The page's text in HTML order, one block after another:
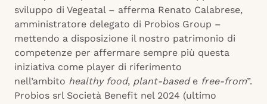
sviluppo di Vegeatal – afferma Renato Calabrese,
amministratore delegato di Probios Group –
mettendo a disposizione il nostro patrimonio di
competenze per affermare sempre più questa
iniziativa come player di riferimento
nell’ambito healthy food, plant-basede free-from”.
Probios srl Società Benefit nel 2024 (ultimo